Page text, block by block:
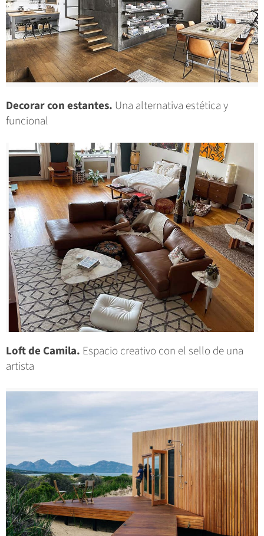
Decorar con estantes. Una alternativa estética y
funcional
Loft de Camila. Espacio creativo con el sello de una
artista